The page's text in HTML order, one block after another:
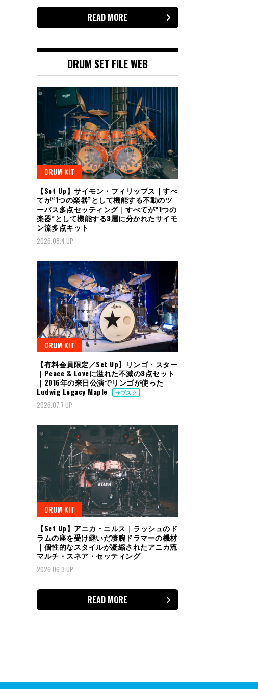
READ MORE
DRUM SET FILE WEB
DRUM KIT
【Set Up】サイモン・フィリップス｜すべ
てが“1つの楽器”として機能する不動のツ
ーバス多点セッティング｜すべてが“1つの
楽器”として機能する3層に分かれたサイモ
ン流多点キット
2026.08.4 UP
DRUM KIT
【有料会員限定／Set Up】リンゴ・スター
｜Peace & Loveに溢れた不滅の3点セット
｜2016年の来日公演でリンゴが使った
Ludwig Legacy Maple
サブスク
2026.07.7 UP
DRUM KIT
【Set Up】アニカ・ニルス｜ラッシュのド
ラムの座を受け継いだ凄腕ドラマーの機材
｜個性的なスタイルが凝縮されたアニカ流
マルチ・スネア・セッティング
2026.06.3 UP
READ MORE